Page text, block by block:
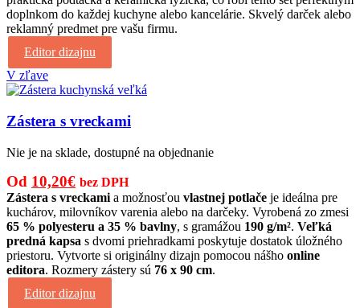
doplnkom do každej kuchyne alebo kancelárie. Skvelý darček alebo
reklamný predmet pre vašu firmu.
Editor dizajnu
V zľave
Zástera s vreckami
Nie je na sklade, dostupné na objednanie
Od Pôvodná
cena
bola:
15,00€.
10,20€Aktuálna
cena
je:
10,20€.
bez DPH
Zástera s vreckami a možnosťou vlastnej potlače je ideálna pre
kuchárov, milovníkov varenia alebo na darčeky. Vyrobená zo zmesi
65 % polyesteru a 35 % bavlny, s gramážou 190 g/m². Veľká
predná kapsa s dvomi priehradkami poskytuje dostatok úložného
priestoru. Vytvorte si originálny dizajn pomocou nášho online
editora. Rozmery zástery sú 76 x 90 cm.
Editor dizajnu